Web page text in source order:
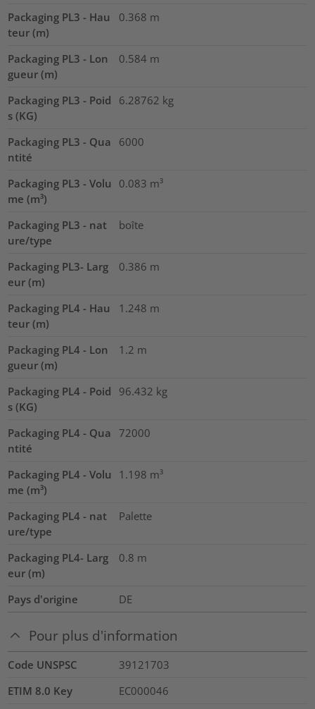
Packaging PL3 - Hau
teur (m)
0.368 m
Packaging PL3 - Lon
gueur (m)
0.584 m
Packaging PL3 - Poid
s (KG)
6.28762 kg
Packaging PL3 - Qua
ntité
6000
Packaging PL3 - Volu
me (m³)
0.083 m³
Packaging PL3 - nat
ure/type
boîte
Packaging PL3- Larg
eur (m)
0.386 m
Packaging PL4 - Hau
teur (m)
1.248 m
Packaging PL4 - Lon
gueur (m)
1.2 m
Packaging PL4 - Poid
s (KG)
96.432 kg
Packaging PL4 - Qua
ntité
72000
Packaging PL4 - Volu
me (m³)
1.198 m³
Packaging PL4 - nat
ure/type
Palette
Packaging PL4- Larg
eur (m)
0.8 m
Pays d'origine DE
Pour plus d'information
Code UNSPSC
39121703
ETIM 8.0 Key
EC000046